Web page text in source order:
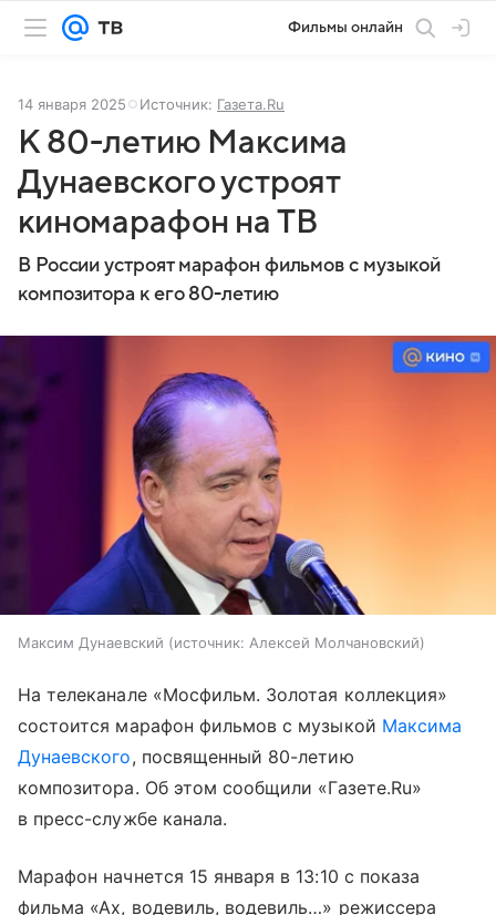
Фильмы онлайн
14 января 2025 Источник: Газета.Ru
К 80-летию Максима
Дунаевского устроят
киномарафон на ТВ
В России устроят марафон фильмов с музыкой
композитора к его 80-летию
Максим Дунаевский источник: Алексей Молчановский
На телеканале «Мосфильм. Золотая коллекция»
состоится марафон фильмов с музыкой Максима
Дунаевского, посвященный 80-летию
композитора. Об этом сообщили «Газете.Ru»
в пресс-службе канала.
Марафон начнется 15 января в 13:10 с показа
фильма «Ах, водевиль, водевиль…» режиссера